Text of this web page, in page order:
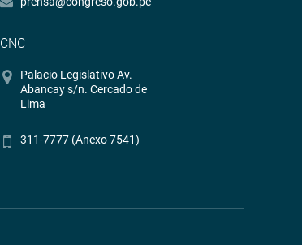
CNC
Palacio Legislativo Av.
Abancay s/n. Cercado de
Lima
311-7777 (Anexo 7541)